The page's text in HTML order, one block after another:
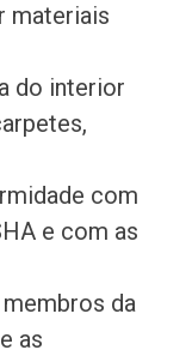
materiais
do interior
com
e com as
da
as